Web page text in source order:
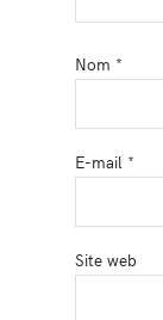
Nom *
E-mail *
Site web